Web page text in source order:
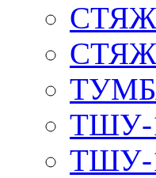
ТШУ-
ТШУ-